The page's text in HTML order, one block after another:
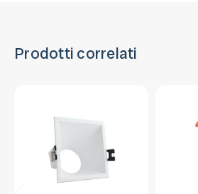
Prodotti correlati